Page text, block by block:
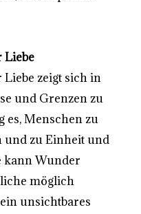
Liebe
zeigt sich in
und Grenzen zu
es, Menschen zu
zu Einheit und
kann Wunder
möglich
unsichtbares